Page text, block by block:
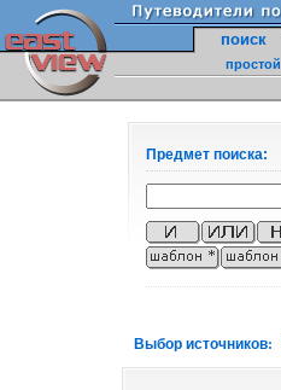
поиск
простой
Предмет поиска:
Выбор источников: